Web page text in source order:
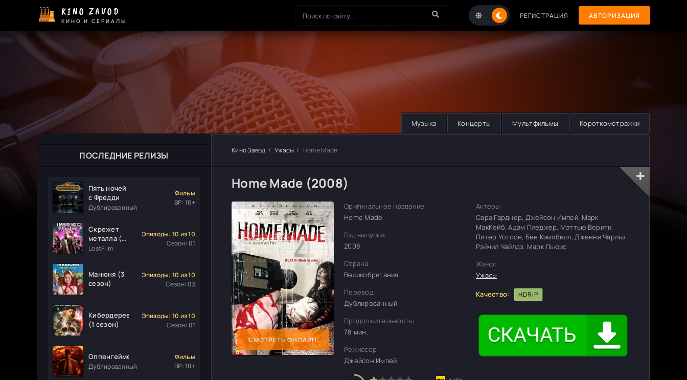
KINO ZAVOD
КИНО И СЕРИАЛЫ
РЕГИСТРАЦИЯ АВТОРИЗАЦИЯ
Музыка Концерты Мультфильмы Короткометражки
ПОСЛЕДНИЕ РЕЛИЗЫ
Пять ночей
с Фредди
Дублированный
Фильм
ВР: 16+
Скрежет
металла (1
сезон)
LostFilm
Эпизоды: 10 из 10
Сезон: 01
Манюня (3
сезон)
Эпизоды: 10 из 10
Сезон: 03
Кибердеревня
(1 сезон)
Эпизоды: 10 из 10
Сезон: 01
Оппенгеймер
Дублированный
Фильм
ВР: 18+
Кино Завод Ужасы Home Made
Home Made (2008)
СМОТРЕТЬ ОНЛАЙН
Оригинальное название:
Home Made
Год выпуска:
2008
Страна:
Великобритания
Перевод:
Дублированный
Продолжительность:
78 мин.
Режиссер:
Джейсон Импей
Актеры:
Сара Гарднер, Джейсон Импей, Марк
МакКейб, Адам Пледжер, Мэттью Верити,
Питер Уотсон, Бен Кэмпбелл, Дженни Чарльз,
Рэйчил Чайлдз, Марк Льюис
Жанр:
Ужасы
Качество: HDRIP